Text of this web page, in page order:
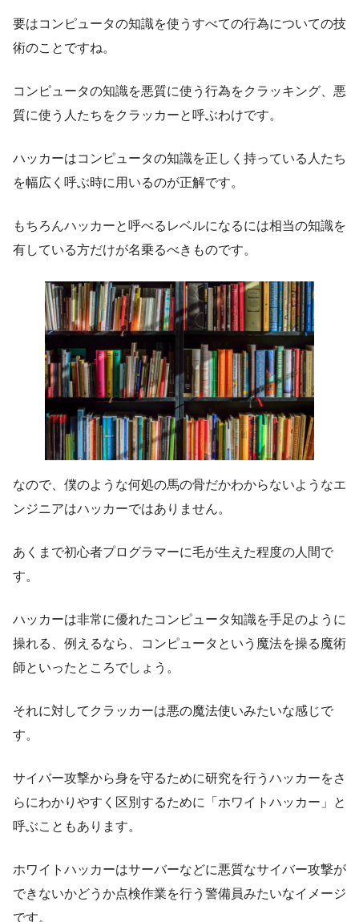
要はコンピュータの知識を使うすべての行為についての技
術のことですね。
コンピュータの知識を悪質に使う行為をクラッキング、悪
質に使う人たちをクラッカーと呼ぶわけです。
ハッカーはコンピュータの知識を正しく持っている人たち
を幅広く呼ぶ時に用いるのが正解です。
もちろんハッカーと呼べるレベルになるには相当の知識を
有している方だけが名乗るべきものです。
なので、僕のような何処の馬の骨だかわからないようなエ
ンジニアはハッカーではありません。
あくまで初心者プログラマーに毛が生えた程度の人間で
す。
ハッカーは非常に優れたコンピュータ知識を手足のように
操れる、例えるなら、コンピュータという魔法を操る魔術
師といったところでしょう。
それに対してクラッカーは悪の魔法使いみたいな感じで
す。
サイバー攻撃から身を守るために研究を行うハッカーをさ
らにわかりやすく区別するために「 ホワイトハッカー 」と
呼ぶこともあります。
ホワイトハッカーはサーバーなどに悪質なサイバー攻撃が
できないかどうか点検作業を行う警備員みたいなイメージ
です。